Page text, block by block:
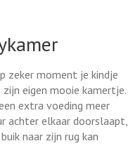
zeker moment je kindje
eigen mooie kamertje.
extra voeding meer
achter elkaar doorslaapt,
naar zijn rug kan